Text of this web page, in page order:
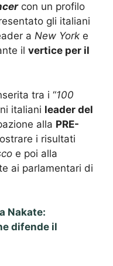
con un profilo
gli italiani
a New York e
il vertice per il
tra i “100
italiani leader del
alla PRE-
i risultati
e poi alla
ai parlamentari di
Nakate:
difende il